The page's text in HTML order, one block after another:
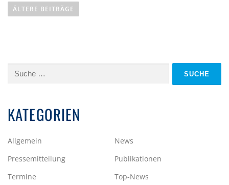
E
R
A
S
N
A
V
ÄLTERE BEITRÄGE
Suche
KATEGORIEN
Allgemein
News
Pressemitteilung
Publikationen
Termine
Top-News